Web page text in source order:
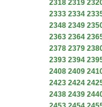
2318 2319
2333 2334
2348 2349
2363 2364
2378 2379
2393 2394
2408 2409
2423 2424
2438 2439